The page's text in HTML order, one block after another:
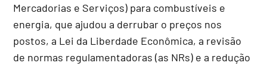
Mercadorias e Serviços) para combustíveis e
energia, que ajudou a derrubar o preços nos
postos, a Lei da Liberdade Econômica, a revisão
de normas regulamentadoras (as NRs) e a redução